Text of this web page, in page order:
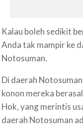
Kalau boleh sedikit
Anda tak mampir ke
Notosuman.
Di daerah
konon mereka
Hok, yang merintis
daerah Notosuman